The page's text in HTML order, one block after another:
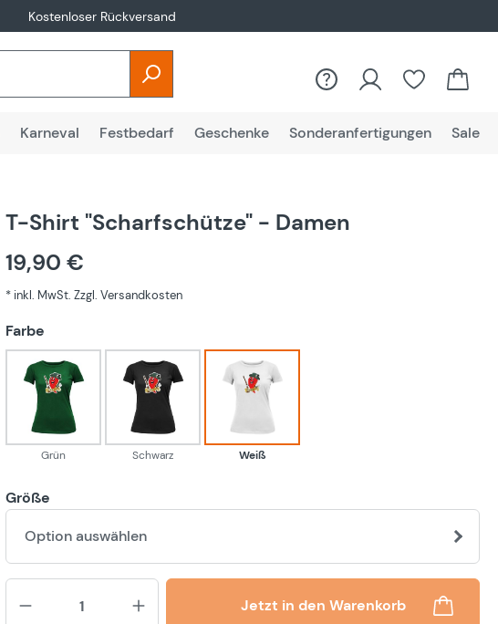
Kostenloser Rückversand
Karneval Festbedarf Geschenke Sonderanfertigungen Sale
T-Shirt "Scharfschütze" - Damen
19,90 €
* inkl. MwSt. Zzgl. Versandkosten
Farbe
Grün
Grün
Schwarz
Schwarz
Weiß
Weiß
Größe
Option auswählen
Produkt Anzahl: Gib den
Jetzt in den Warenkorb